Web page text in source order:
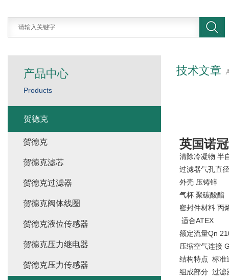
技术文章
英国诺
清除冷凝物 半
过滤器气孔直
外壳 压铸锌
气杯 聚碳酸酯
密封件材料
适合ATEX
额定流量Qn
压缩空气连接
结构特点 标准
组成部分 过
产品中心
Products
贺德克
贺德克
贺德克滤芯
贺德克过滤器
贺德克阀体线圈
贺德克液位传感器
贺德克压力继电器
贺德克压力传感器